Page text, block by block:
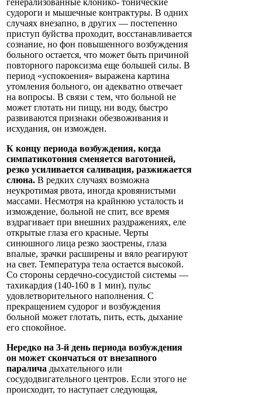
генерализованные клонико- тонические
судороги и мышечные контрактуры. В одних
случаях внезапно, в других — постепенно
приступ буйства проходит, восстанавливается
сознание, но фон повышенного возбуждения
больного остается, что может быть причиной
повторного пароксизма еще большей силы. В
период «успокоения» выражена картина
утомления больного, он адекватно отвечает
на вопросы. В связи с тем, что больной не
может глотать ни пищу, ни воду, быстро
развиваются признаки обезвоживания и
исхудания, он изможден.
К концу периода возбуждения, когда
симпатикотония сменяется ваготонией,
резко усиливается саливация, разжижается
слюна. В редких случаях возможна
неукротимая рвота, иногда кровянистыми
массами. Несмотря на крайнюю усталость и
измождение, больной не спит, все время
вздрагивает при внешних раздражениях, еле
открытые глаза его красные. Черты
синюшного лица резко заострены, глаза
впалые, зрачки расширены и вяло реагируют
на свет. Температура тела остается высокой.
Со стороны сердечно-сосудистой системы —
тахикардия (140-160 в 1 мин), пульс
удовлетворительного наполнения. С
прекращением судорог и возбуждения
больной может глотать, пить, есть, дыхание
его спокойное.
Нередко на 3-й день периода возбуждения
он может скончаться от внезапного
паралича дыхательного или
сосудодвигательного центров. Если этого не
происходит, то наступает следующая,